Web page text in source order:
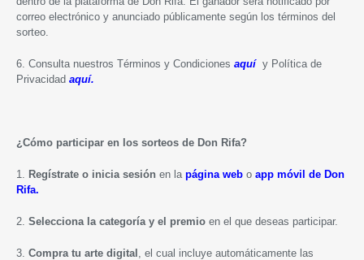
correo electrónico y anunciado públicamente según los términos del
sorteo.
6. Consulta nuestros Términos y Condiciones aquí y Política de
Privacidad aquí.
¿Cómo participar en los sorteos de Don Rifa?
1. Regístrate o inicia sesión en la página web o app móvil de Don
Rifa.
2. Selecciona la categoría y el premio en el que deseas participar.
3. Compra tu arte digital , el cual incluye automáticamente las